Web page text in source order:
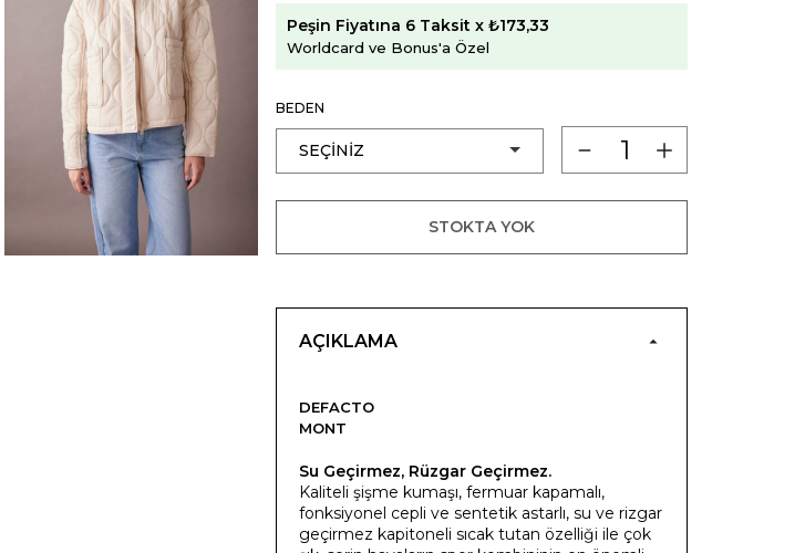
Peşin Fiyatına 6 Taksit x ₺173,33
Worldcard ve Bonus'a Özel
BEDEN
STOKTA YOK
AÇIKLAMA
DEFACTO
MONT
Su Geçirmez, Rüzgar Geçirmez.
Kaliteli şişme kumaşı, fermuar kapamalı,
fonksiyonel cepli ve sentetik astarlı, su ve rizgar
geçirmez kapitoneli sıcak tutan özelliği ile çok